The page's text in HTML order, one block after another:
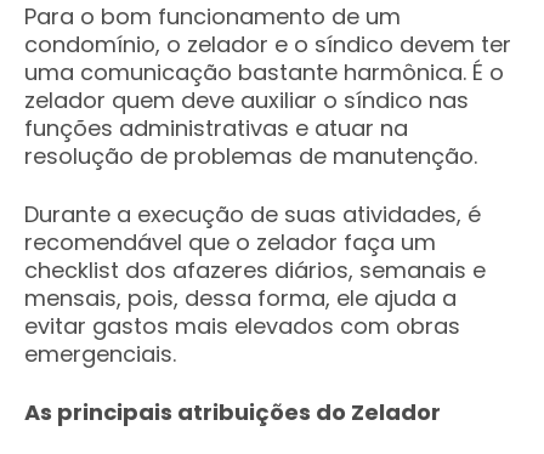
Para o bom funcionamento de um
condomínio, o zelador e o síndico devem ter
uma comunicação bastante harmônica. É o
zelador quem deve auxiliar o síndico nas
funções administrativas e atuar na
resolução de problemas de manutenção.
Durante a execução de suas atividades, é
recomendável que o zelador faça um
checklist dos afazeres diários, semanais e
mensais, pois, dessa forma, ele ajuda a
evitar gastos mais elevados com obras
emergenciais.
As principais atribuições do Zelador